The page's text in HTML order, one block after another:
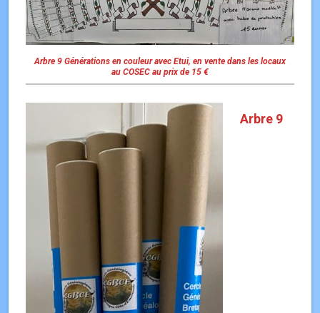
Arbre 9 Générations en couleur avec Etui, en vente dans les locaux
au COSEC au prix de 15 €
Arbre 9